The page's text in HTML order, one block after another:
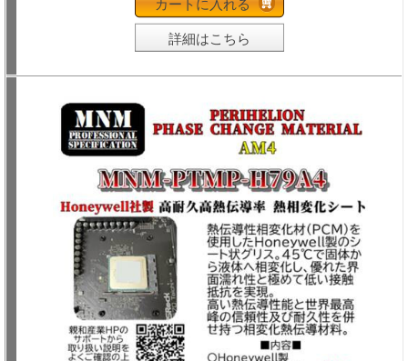
カートに入れる
詳細はこちら